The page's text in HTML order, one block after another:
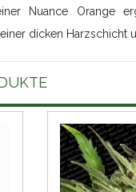
Nuance Orange
dicken